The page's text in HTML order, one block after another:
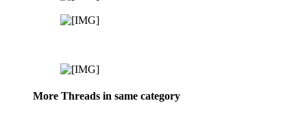
More Threads in same category